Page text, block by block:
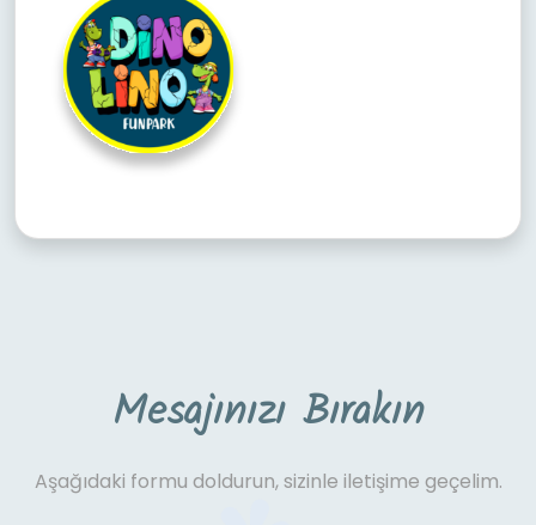
Mesajınızı Bırakın
Aşağıdaki formu doldurun, sizinle iletişime geçelim.